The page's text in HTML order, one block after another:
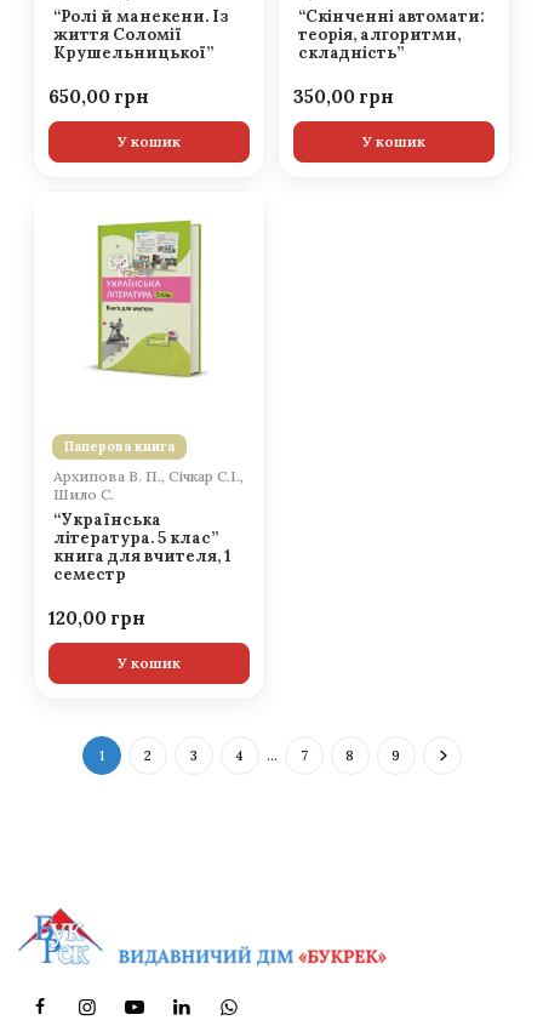
“Ролі й манекени. Із
життя Соломії
Крушельницької”
650,00
У кошик
“Скінченні автомати:
теорія, алгоритми,
складність”
350,00
У кошик
Паперова книга
Архипова В. П., Січкар С.І.,
Шило С.
“Українська
література. 5 клас”
книга для вчителя, 1
семестр
120,00
У кошик
1 2 3 4 … 7 8 9